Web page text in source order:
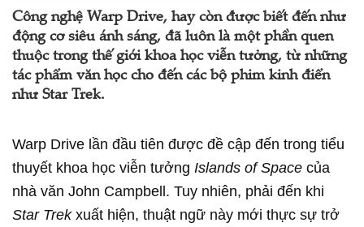
Công nghệ Warp Drive, hay còn được biết đến như
động cơ siêu ánh sáng, đã luôn là một phần quen
thuộc trong thế giới khoa học viễn tưởng, từ những
tác phẩm văn học cho đến các bộ phim kinh điển
như Star Trek.
Warp Drive lần đầu tiên được đề cập đến trong tiểu
thuyết khoa học viễn tưởng Islands of Space của
nhà văn John Campbell. Tuy nhiên, phải đến khi
Star Trekxuất hiện, thuật ngữ này mới thực sự trở